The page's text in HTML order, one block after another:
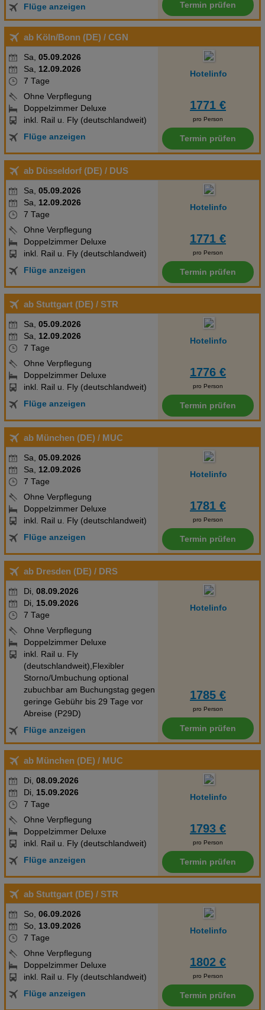
Flüge anzeigen
Termin prüfen
ab Köln/Bonn (DE) / CGN
Sa, 05.09.2026
Sa, 12.09.2026
7 Tage
Ohne Verpflegung
Doppelzimmer Deluxe
inkl. Rail u. Fly (deutschlandweit)
Flüge anzeigen
Hotelinfo
1771 €
pro Person
Termin prüfen
ab Düsseldorf (DE) / DUS
Sa, 05.09.2026
Sa, 12.09.2026
7 Tage
Ohne Verpflegung
Doppelzimmer Deluxe
inkl. Rail u. Fly (deutschlandweit)
Flüge anzeigen
Hotelinfo
1771 €
pro Person
Termin prüfen
ab Stuttgart (DE) / STR
Sa, 05.09.2026
Sa, 12.09.2026
7 Tage
Ohne Verpflegung
Doppelzimmer Deluxe
inkl. Rail u. Fly (deutschlandweit)
Flüge anzeigen
Hotelinfo
1776 €
pro Person
Termin prüfen
ab München (DE) / MUC
Sa, 05.09.2026
Sa, 12.09.2026
7 Tage
Ohne Verpflegung
Doppelzimmer Deluxe
inkl. Rail u. Fly (deutschlandweit)
Flüge anzeigen
Hotelinfo
1781 €
pro Person
Termin prüfen
ab Dresden (DE) / DRS
Di, 08.09.2026
Di, 15.09.2026
7 Tage
Ohne Verpflegung
Doppelzimmer Deluxe
inkl. Rail u. Fly
(deutschlandweit),Flexibler
Storno/Umbuchung optional
zubuchbar am Buchungstag gegen
geringe Gebühr bis 29 Tage vor
Abreise (P29D)
Flüge anzeigen
Hotelinfo
1785 €
pro Person
Termin prüfen
ab München (DE) / MUC
Di, 08.09.2026
Di, 15.09.2026
7 Tage
Ohne Verpflegung
Doppelzimmer Deluxe
inkl. Rail u. Fly (deutschlandweit)
Flüge anzeigen
Hotelinfo
1793 €
pro Person
Termin prüfen
ab Stuttgart (DE) / STR
So, 06.09.2026
So, 13.09.2026
7 Tage
Ohne Verpflegung
Doppelzimmer Deluxe
inkl. Rail u. Fly (deutschlandweit)
Flüge anzeigen
Hotelinfo
1802 €
pro Person
Termin prüfen